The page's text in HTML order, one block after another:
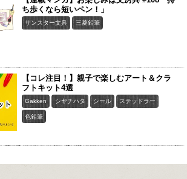
ち歩くなら短いペン！」
サンスター文具 三菱鉛筆
【コレ注目！】親子で楽しむアート＆クラ
フトキット4選
Gakken シヤチハタ シール ステッドラー
色鉛筆